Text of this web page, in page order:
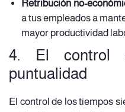
Retribución no-
a tus empleados a
mayor productividad
4. El control
puntualidad
El control de los tiempos